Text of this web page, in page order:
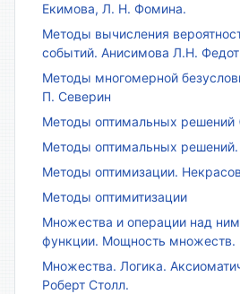
Екимова, Л. Н. Фомина.
Методы вычисления
событий. Анисимова Л.Н.
Методы многомерной
П. Северин
Методы оптимальных решений
Методы оптимальных
Методы оптимизации.
Методы оптимитизации
Множества и операции над
функции. Мощность множеств.
Множества. Логика.
Роберт Столл.